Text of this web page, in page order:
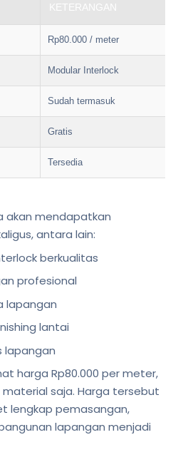
KETERANGAN
Rp80.000 / meter
Modular Interlock
Sudah termasuk
Gratis
Tersedia
akan mendapatkan
antara lain:
berkualitas
profesional
lapangan
lantai
lapangan
harga Rp80.000 per meter,
saja. Harga tersebut
lengkap pemasangan,
lapangan menjadi